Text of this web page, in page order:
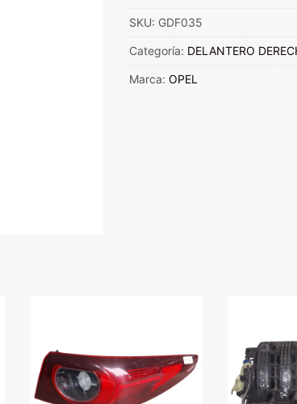
OPEL
ASTRA
cantidad
SKU: GDF035
Categoría: DELANTERO
Marca: OPEL